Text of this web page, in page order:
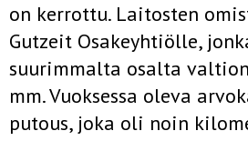
on kerrottu. Laitosten
Gutzeit Osakeyhtiölle,
suurimmalta osalta
mm. Vuoksessa oleva
putous, joka oli noin